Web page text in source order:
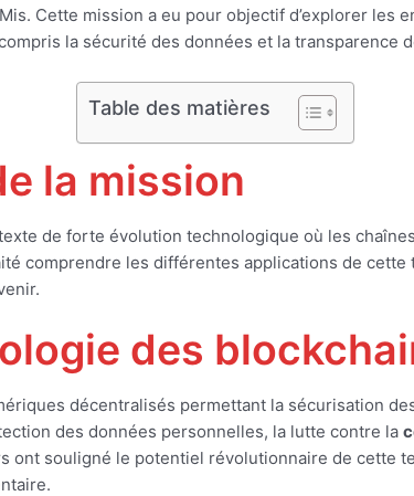
Cette mission a eu pour objectif d’explorer
la sécurité des données et la transparence
Table des matières
la mission
de forte évolution technologique où les
comprendre les différentes applications de
des
décentralisés permettant la sécurisation
des données personnelles, la lutte contre la
ont souligné le potentiel révolutionnaire de cette